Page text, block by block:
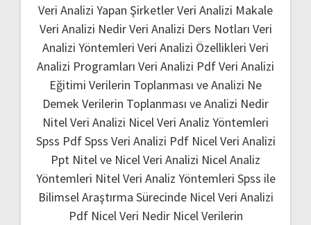
Veri Analizi Yapan ŞirketlerVeri Analizi Makale
Veri Analizi NedirVeri Analizi Ders Notları Veri
Analizi Yöntemleri Veri Analizi Özellikleri Veri
Analizi Programları Veri Analizi PdfVeri Analizi
Eğitimi Verilerin Toplanması ve Analizi Ne
Demek Verilerin Toplanması ve Analizi Nedir
Nitel Veri Analizi Nicel Veri Analiz Yöntemleri
Spss PdfSpss Veri Analizi Pdf Nicel Veri Analizi
Ppt Nitel ve Nicel Veri Analizi Nicel Analiz
Yöntemleri Nitel Veri Analiz Yöntemleri Spss ile
Bilimsel Araştırma Sürecinde Nicel Veri Analizi
Pdf Nicel Veri Nedir Nicel Verilerin